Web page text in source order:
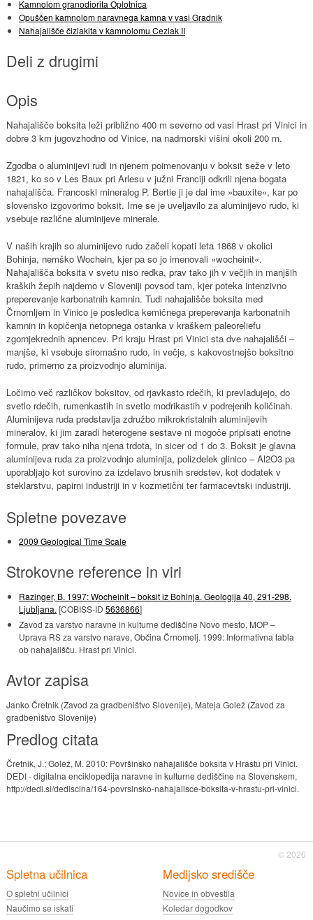
Kamnolom granodiorita Oplotnica
Opuščen kamnolom naravnega kamna v vasi Gradnik
Nahajališče čizlakita v kamnolomu Cezlak II
Deli z drugimi
Opis
Nahajališče boksita leži približno 400 m severno od vasi Hrast pri Vinici in
dobre 3 km jugovzhodno od Vinice, na nadmorski višini okoli 200 m.
Zgodba o aluminijevi rudi in njenem poimenovanju v boksit seže v leto
1821, ko so v Les Baux pri Arlesu v južni Franciji odkrili njena bogata
nahajališča. Francoski mineralog P. Bertie ji je dal ime »bauxite«, kar po
slovensko izgovorimo boksit. Ime se je uveljavilo za aluminijevo rudo, ki
vsebuje različne aluminijeve minerale.
V naših krajih so aluminijevo rudo začeli kopati leta 1868 v okolici
Bohinja, nemško Wochein, kjer pa so jo imenovali »wocheinit«.
Nahajališča boksita v svetu niso redka, prav tako jih v večjih in manjših
kraških žepih najdemo v Sloveniji povsod tam, kjer poteka intenzivno
preperevanje karbonatnih kamnin. Tudi nahajališče boksita med
Črnomljem in Vinico je posledica kemičnega preperevanja karbonatnih
kamnin in kopičenja netopnega ostanka v kraškem paleoreliefu
zgornjekrednih apnencev. Pri kraju Hrast pri Vinici sta dve nahajališči –
manjše, ki vsebuje siromašno rudo, in večje, s kakovostnejšo boksitno
rudo, primerno za proizvodnjo aluminija.
Ločimo več različkov boksitov, od rjavkasto rdečih, ki prevladujejo, do
svetlo rdečih, rumenkastih in svetlo modrikastih v podrejenih količinah.
Aluminijeva ruda predstavlja združbo mikrokristalnih aluminijevih
mineralov, ki jim zaradi heterogene sestave ni mogoče pripisati enotne
formule, prav tako niha njena trdota, in sicer od 1 do 3. Boksit je glavna
aluminijeva ruda za proizvodnjo aluminija, polizdelek glinico – Al2O3 pa
uporabljajo kot surovino za izdelavo brusnih sredstev, kot dodatek v
steklarstvu, papirni industriji in v kozmetični ter farmacevtski industriji.
Spletne povezave
2009 Geological Time Scale
Strokovne reference in viri
Razinger, B. 1997: Wocheinit – boksit iz Bohinja. Geologija 40, 291-298.
Ljubljana. [COBISS-ID 5636866]
Zavod za varstvo naravne in kulturne dediščine Novo mesto, MOP –
Uprava RS za varstvo narave, Občina Črnomelj. 1999: Informativna tabla
ob nahajališču. Hrast pri Vinici.
Avtor zapisa
Janko Čretnik (Zavod za gradbeništvo Slovenije), Mateja Golež (Zavod za
gradbeništvo Slovenije)
Predlog citata
Čretnik, J.; Golež, M. 2010: Površinsko nahajališče boksita v Hrastu pri Vinici.
DEDI - digitalna enciklopedija naravne in kulturne dediščine na Slovenskem,
http://dedi.si/dediscina/164-povrsinsko-nahajalisce-boksita-v-hrastu-pri-vinici.
© 2026
Spletna učilnica
O spletni učilnici
Naučimo se iskati
Medijsko središče
Novice in obvestila
Koledar dogodkov